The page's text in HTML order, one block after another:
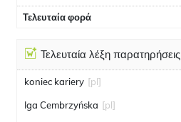
Τελευταία φορά
Τελευταία λέξη παρατηρήσεις
koniec kariery [pl]
Iga Cembrzyńska [pl]